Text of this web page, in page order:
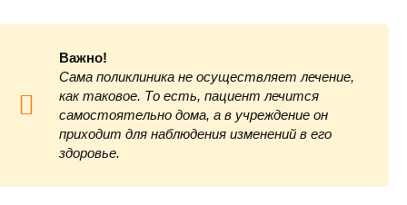
Важно!
Сама поликлиника не осуществляет лечение,
как таковое. То есть, пациент лечится
самостоятельно дома, а в учреждение он
приходит для наблюдения изменений в его
здоровье.